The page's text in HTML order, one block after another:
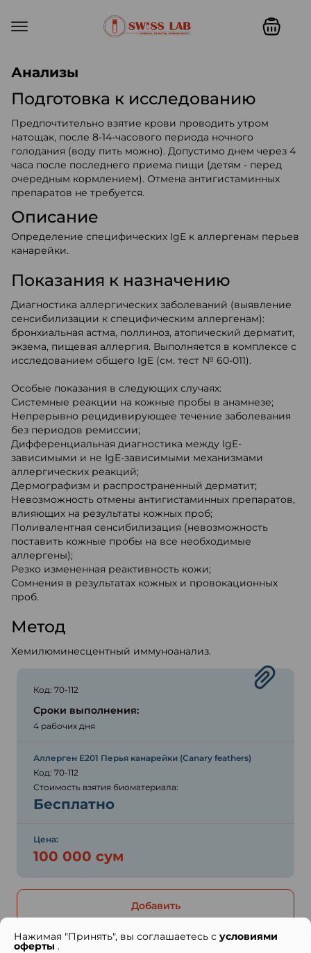
Анализы
Подготовка к исследованию
Предпочтительно взятие крови проводить утром
натощак, после 8-14-часового периода ночного
голодания (воду пить можно). Допустимо днем через 4
часа после последнего приема пищи (детям - перед
очередным кормлением). Отмена антигистаминных
препаратов не требуется.
Описание
Определение специфических IgE к аллергенам перьев
канарейки.
Показания к назначению
Диагностика аллергических заболеваний (выявление
сенсибилизации к специфическим аллергенам):
бронхиальная астма, поллиноз, атопический дерматит,
экзема, пищевая аллергия. Выполняется в комплексе с
исследованием общего IgE (см. тест № 60-011).
Особые показания в следующих случаях:
Системные реакции на кожные пробы в анамнезе;
Непрерывно рецидивирующее течение заболевания
без периодов ремиссии;
Дифференциальная диагностика между IgE-
зависимыми и не IgE-зависимыми механизмами
аллергических реакций;
Дермографизм и распространенный дерматит;
Невозможность отмены антигистаминных препаратов,
влияющих на результаты кожных проб;
Поливалентная сенсибилизация (невозможность
поставить кожные пробы на все необходимые
аллергены);
Резко измененная реактивность кожи;
Сомнения в результатах кожных и провокационных
проб.
Метод
Хемилюминесцентный иммуноанализ.
Код: 70-112
Сроки выполнения:
4 рабочих дня
Аллерген E201 Перья канарейки (Canary feathers)
Код: 70-112
Стоимость взятия биоматериала:
Бесплатно
Цена:
100 000 сум
Добавить
Нажимая "Принять", вы соглашаетесь с условиями
оферты .